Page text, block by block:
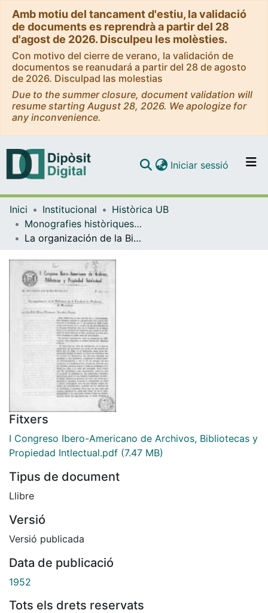
Amb motiu del tancament d'estiu, la validació
de documents es reprendrà a partir del 28
d'agost de 2026. Disculpeu les molèsties.
Con motivo del cierre de verano, la validación de
documentos se reanudará a partir del 28 de agosto
de 2026. Disculpad las molestias
Due to the summer closure, document validation will
resume starting August 28, 2026. We apologize for
any inconvenience.
Navega per tot el DD
Com publicar
Iniciar sessió (current)
Inici Institucional
Històrica UB
Monografies històriques - Universitat de Barcelona
La organización de la Biblioteca de la Facultad de Medicina de Barcelona
Fitxers
I Congreso Ibero-Americano de Archivos, Bibliotecas y
Propiedad Intlectual.pdf (7.47 MB)
Tipus de document
Llibre
Versió
Versió publicada
Data de publicació
1952
Tots els drets reservats